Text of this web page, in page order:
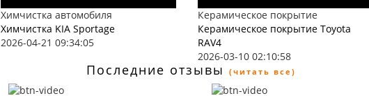
Химчистка автомобиля
Химчистка KIA Sportage
2026-04-21 09:34:05
Керамическое покрытие
Керамическое покрытие Toyota
RAV4
2026-03-10 02:10:58
Последние отзывы (читать все)